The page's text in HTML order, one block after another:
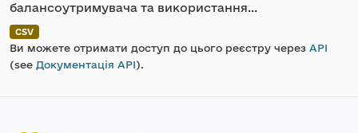
балансоутримувача та використання...
CSV
Ви можете отримати доступ до цього реєстру через API
(see Документація API).